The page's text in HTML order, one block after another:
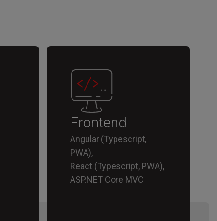
Frontend
Angular (Typescript,
PWA),
React (Typescript, PWA),
ASP.NET Core MVC